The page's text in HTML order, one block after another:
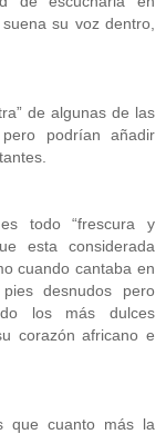
su voz dentro,
de algunas de las
podrían añadir
todo “frescura y
esta considerada
cuando cantaba en
desnudos pero
los más dulces
corazón africano e
que cuanto más la